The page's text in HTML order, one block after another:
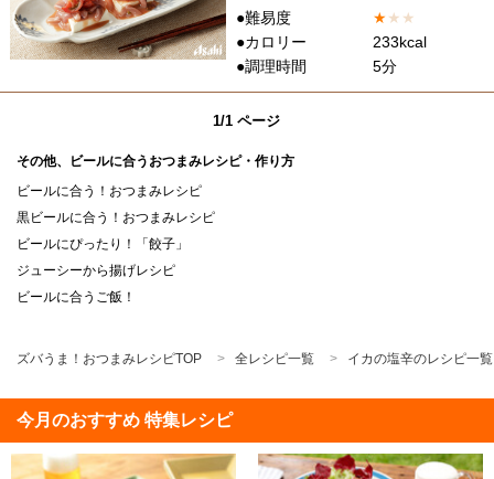
●難易度
★★ ★
●カロリー
233kcal
●調理時間
5分
1/1 ページ
その他、ビールに合うおつまみレシピ・作り方
ビールに合う！おつまみレシピ
黒ビールに合う！おつまみレシピ
ビールにぴったり！「餃子」
ジューシーから揚げレシピ
ビールに合うご飯！
ズバうま！おつまみレシピTOP 全レシピ一覧 イカの塩辛のレシピ一覧
今月のおすすめ 特集レシピ